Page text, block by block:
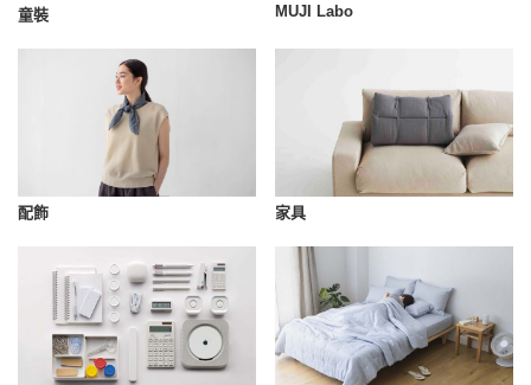
童裝 MUJI Labo
配飾 家具